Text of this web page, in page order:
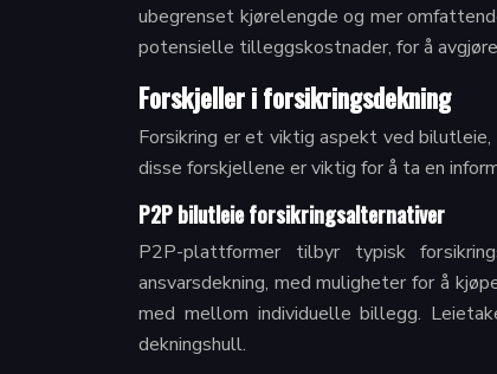
ubegrenset kjørelengde og mer
potensielle tilleggskostnader, for å
Forskjeller i forsikringsdekning
Forsikring er et viktig aspekt ved
disse forskjellene er viktig for å ta en
P2P bilutleie forsikringsalternativer
P2P-plattformer tilbyr typisk
ansvarsdekning, med muligheter for å
med mellom individuelle billegg.
dekningshull.